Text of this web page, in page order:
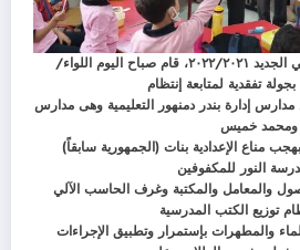
مع بدء وإستقبال العام الدراسي الجديد ٢٠٢٢/٢٠٢١، قام صباح اليوم اللواء/
تفقدية لمتابعة إنتظام
مدارس إدارة بندر دمنهور التعليمية وهى مدارس
ومحمد خميس
مناع الإعدادية بنات (الجمهورية سابقاً)
النور للمكفوفين
والمعامل والمكتبة وغرف الحاسب الآلي
توزيع الكتب المدرسية
والمطهرات بإستمرار وتطبيق الإجراءات